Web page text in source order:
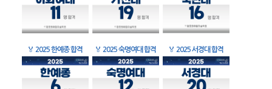
🏅 2025 한예종 합격 🏅 2025 숙명여대 합격 🏅 2025 서경대 합격